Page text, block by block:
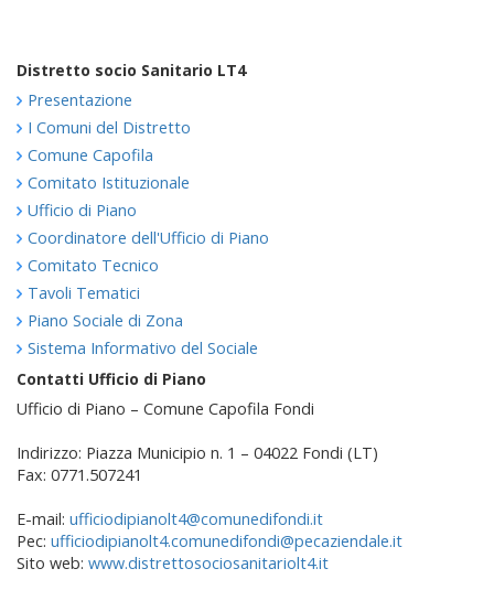
Distretto socio Sanitario LT4
Presentazione
I Comuni del Distretto
Comune Capofila
Comitato Istituzionale
Ufficio di Piano
Coordinatore dell'Ufficio di Piano
Comitato Tecnico
Tavoli Tematici
Piano Sociale di Zona
Sistema Informativo del Sociale
Contatti Ufficio di Piano
Ufficio di Piano – Comune Capofila Fondi
Indirizzo: Piazza Municipio n. 1 – 04022 Fondi (LT)
Fax: 0771.507241
E-mail: ufficiodipianolt4@comunedifondi.it
Pec: ufficiodipianolt4.comunedifondi@pecaziendale.it
Sito web: www.distrettosociosanitariolt4.it